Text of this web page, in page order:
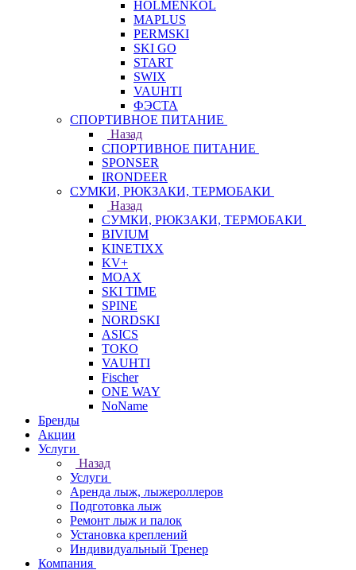
HOLMENKOL
MAPLUS
PERMSKI
SKI GO
START
SWIX
VAUHTI
ФЭСТА
СПОРТИВНОЕ ПИТАНИЕ
Назад
СПОРТИВНОЕ ПИТАНИЕ
SPONSER
IRONDEER
СУМКИ, РЮКЗАКИ, ТЕРМОБАКИ
Назад
СУМКИ, РЮКЗАКИ, ТЕРМОБАКИ
BIVIUM
KINETIXX
KV+
MOAX
SKI TIME
SPINE
NORDSKI
ASICS
TOKO
VAUHTI
Fischer
ONE WAY
NoName
Бренды
Акции
Услуги
Назад
Услуги
Аренда лыж, лыжероллеров
Подготовка лыж
Ремонт лыж и палок
Установка креплений
Индивидуальный Тренер
Компания